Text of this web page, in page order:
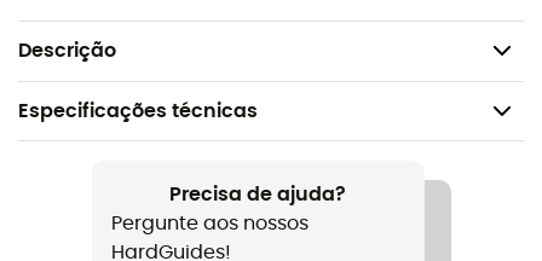
Descrição
Materiais: 100% poliéster
Especificações técnicas
Caminhada / Ski alpino / O dia a dia
Precisa de ajuda?
Pergunte aos nossos
HardGuides!